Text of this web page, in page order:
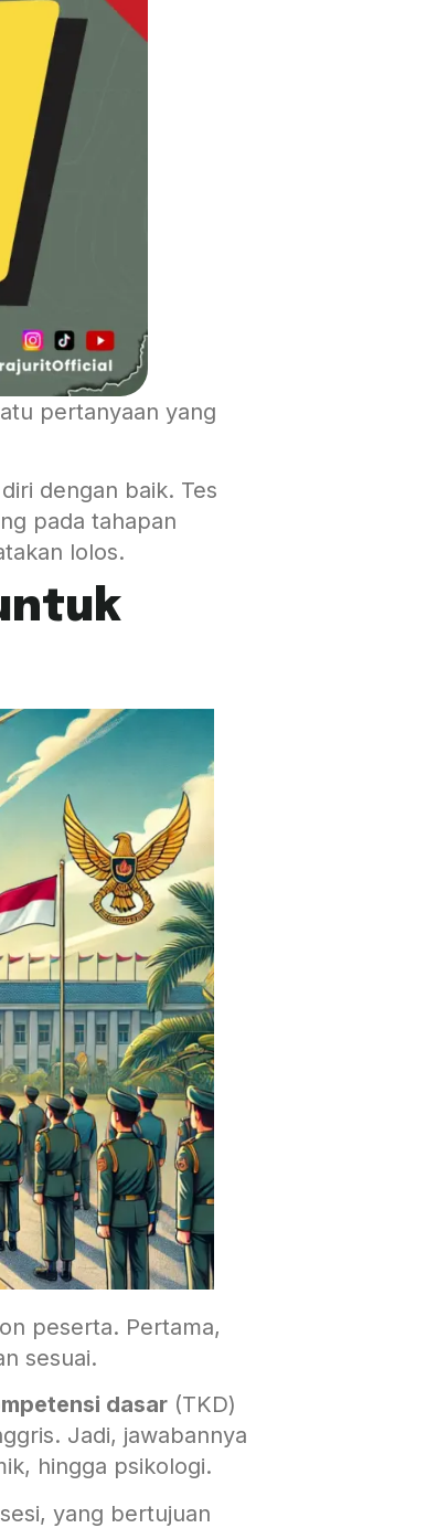
pertanyaan yang
dengan baik. Tes
pada tahapan
lolos.
peserta. Pertama,
sesuai.
dasar (TKD)
Jadi, jawabannya
hingga psikologi.
yang bertujuan